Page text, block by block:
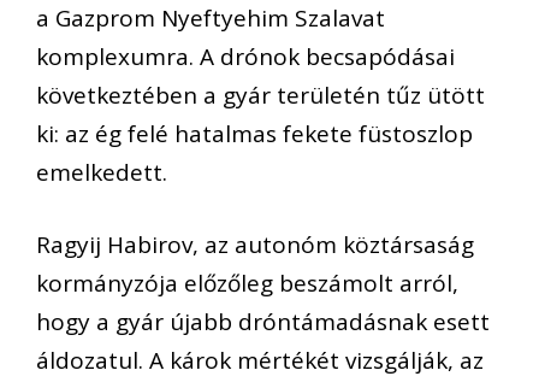
a Gazprom Nyeftyehim Szalavat
komplexumra. A drónok becsapódásai
következtében a gyár területén tűz ütött
ki: az ég felé hatalmas fekete füstoszlop
emelkedett.
Ragyij Habirov, az autonóm köztársaság
kormányzója előzőleg beszámolt arról,
hogy a gyár újabb dróntámadásnak esett
áldozatul. A károk mértékét vizsgálják, az